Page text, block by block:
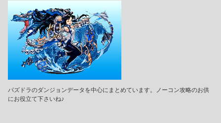
パズドラのダンジョンデータを中心にまとめています。ノーコン攻略のお供
にお役立て下さいね♪